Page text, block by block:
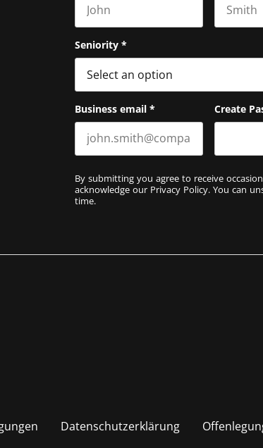
Seniority *
Business email * Create
By submitting you agree to receive
acknowledge our Privacy Policy. You can
time.
Datenschutzerklärung